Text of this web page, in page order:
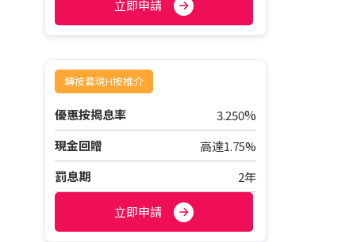
立即申請
轉按套現H按推介
優惠按揭息率 3.250%
現金回贈
高達1.75%
罰息期
2年
立即申請